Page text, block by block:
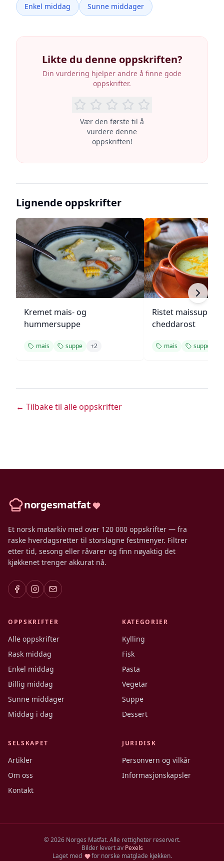
Enkel middag
Sunne middager
Likte du denne oppskriften?
Din vurdering hjelper andre å finne gode
oppskrifter.
Vær den første til å
vurdere denne
oppskriften!
Lignende oppskrifter
Kremet mais- og
hummersuppe
mais suppe +2
Ristet maissuppe
cheddarost
mais suppe
← Tilbake til alle oppskrifter
norgesmatfat
Et norsk matarkiv med over 120 000 oppskrifter — fra
raske hverdagsretter til storslagne festmenyer. Filtrer
etter tid, sesong eller råvarer og finn nøyaktig det
kjøkkenet trenger akkurat nå.
OPPSKRIFTER
Alle oppskrifter
Rask middag
Enkel middag
Billig middag
Sunne middager
Middag i dag
KATEGORIER
Kylling
Fisk
Pasta
Vegetar
Suppe
Dessert
SELSKAPET
Artikler
Om oss
Kontakt
JURIDISK
Personvern og vilkår
Informasjonskapsler
©2026Norges Matfat. Alle rettigheter reservert.
Bilder levert av Pexels
Laget med
for norske matglade kjøkken.